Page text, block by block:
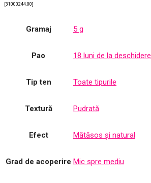
[31000244.00]
Gramaj 5 g
Pao 18 luni de la deschidere
Tip ten Toate tipurile
Textură Pudrată
Efect Mătăsos și natural
Grad de acoperire Mic spre mediu